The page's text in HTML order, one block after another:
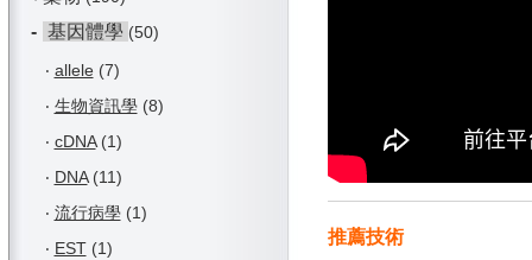
- 基因體學 (50)
‧ allele(7)
‧ 生物資訊學(8)
‧ cDNA(1)
‧ DNA(11)
‧ 流行病學(1)
‧ EST(1)
推薦技術